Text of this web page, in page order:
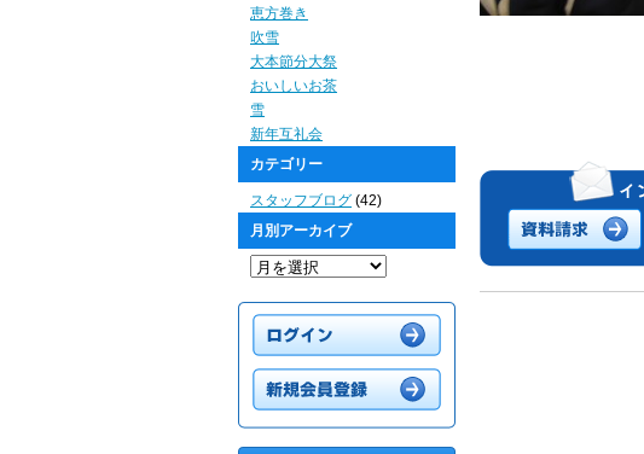
恵方巻き
吹雪
大本節分大祭
おいしいお茶
雪
新年互礼会
カテゴリー
スタッフブログ (42)
月別アーカイブ